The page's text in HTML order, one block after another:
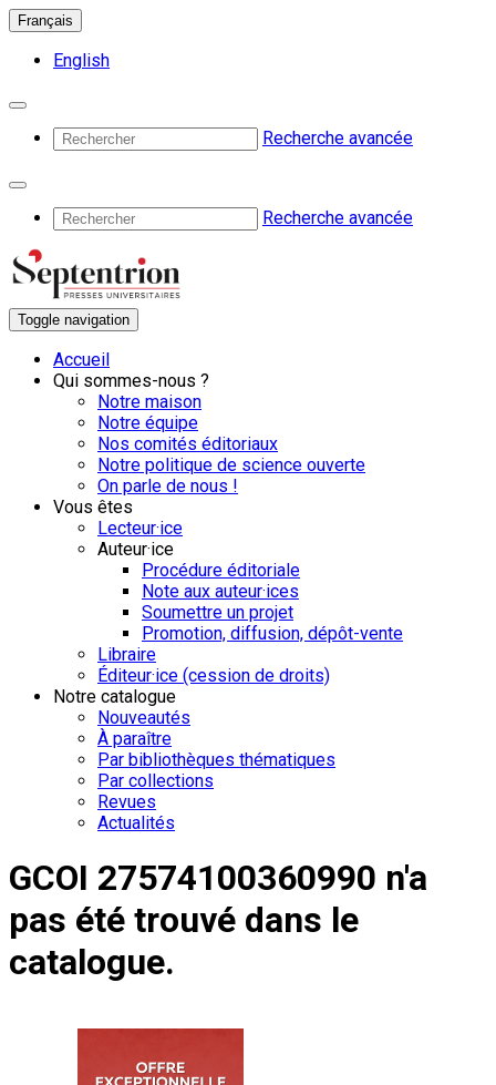
Français
English
Recherche avancée
Recherche avancée
Toggle navigation
Accueil
Qui sommes-nous ?
Notre maison
Notre équipe
Nos comités éditoriaux
Notre politique de science ouverte
On parle de nous !
Vous êtes
Lecteur·ice
Auteur·ice
Procédure éditoriale
Note aux auteur·ices
Soumettre un projet
Promotion, diffusion, dépôt-vente
Libraire
Éditeur·ice (cession de droits)
Notre catalogue
Nouveautés
À paraître
Par bibliothèques thématiques
Par collections
Revues
Actualités
GCOI 27574100360990 n'a
pas été trouvé dans le
catalogue.